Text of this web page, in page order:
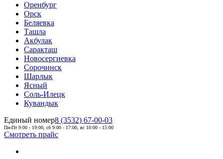
Оренбург
Орск
Беляевка
Ташла
Акбулак
Саракташ
Новосергиевка
Сорочинск
Шарлык
Ясный
Соль-Илецк
Кувандык
Единый номер8 (3532) 67-00-03
Пн-Пт 9:00 - 19:00, сб 9:00 - 17:00, вс 10:00 - 15:00
Смотреть прайс